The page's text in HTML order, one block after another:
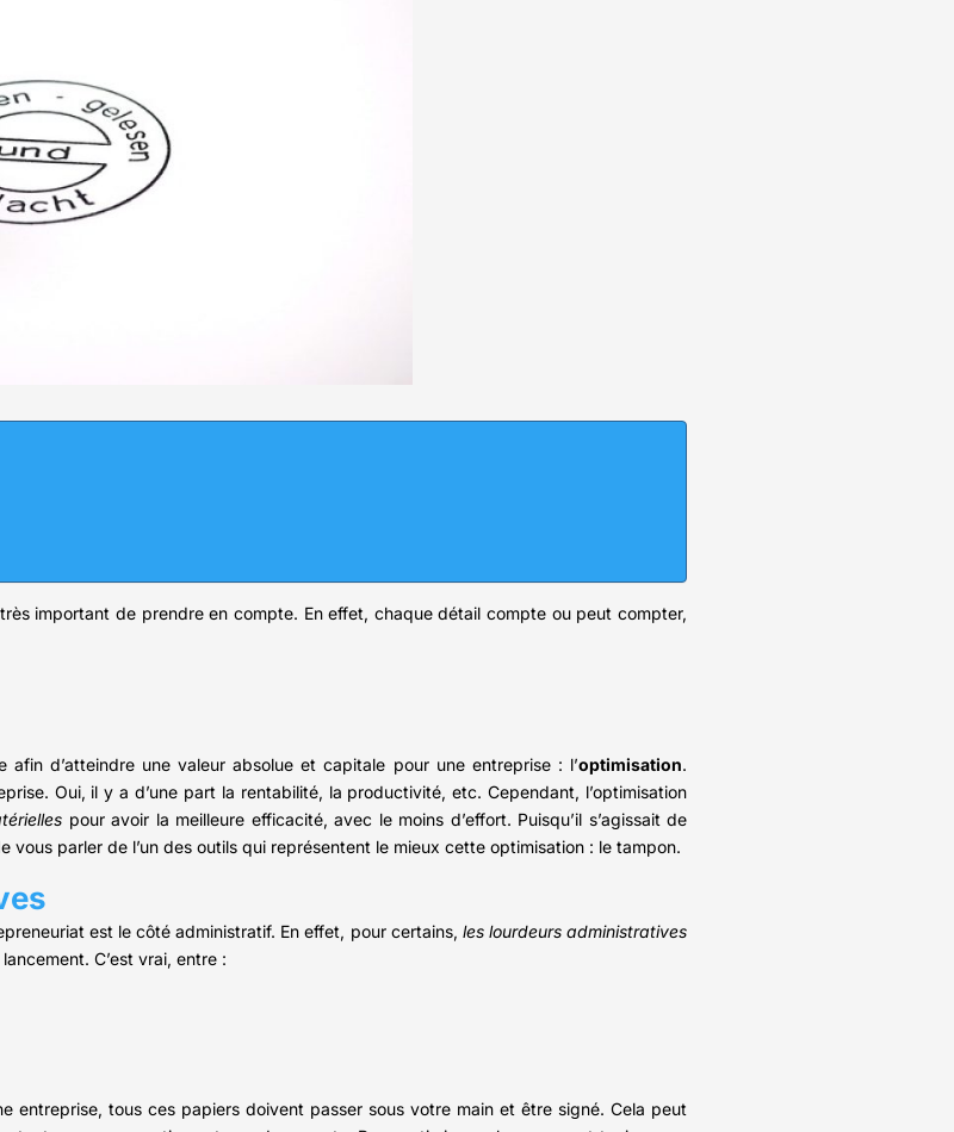
important de prendre en compte. En effet, chaque détail compte ou peut compter,
d’atteindre une valeur absolue et capitale pour une entreprise : l’optimisation.
Oui, il y a d’une part la rentabilité, la productivité, etc. Cependant, l’optimisation
pour avoir la meilleure efficacité, avec le moins d’effort. Puisqu’il s’agissait de
parler de l’un des outils qui représentent le mieux cette optimisation : le tampon.
est le côté administratif. En effet, pour certains, les lourdeurs administratives
C’est vrai, entre :
entreprise, tous ces papiers doivent passer sous votre main et être signé. Cela peut